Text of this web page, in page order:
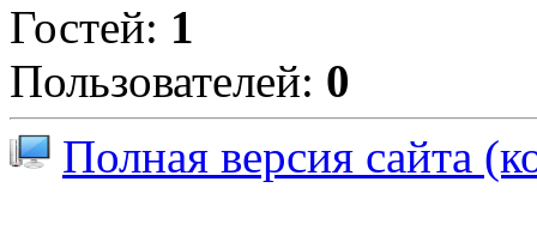
Гостей: 1
Пользователей: 0
Полная версия сайта